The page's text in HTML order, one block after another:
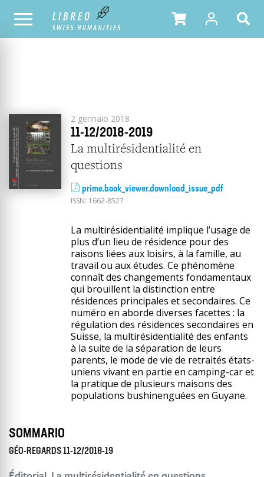
TOUS LES NUMÉROS YEAR
2 gennaio 2018
11-12/2018-2019
La multirésidentialité en
questions
prime.book_viewer.download_issue_pdf
ISSN: 1662-8527
La multirésidentialité implique l’usage de
plus d’un lieu de résidence pour des
raisons liées aux loisirs, à la famille, au
travail ou aux études. Ce phénomène
connaît des changements fondamentaux
qui brouillent la distinction entre
résidences principales et secondaires. Ce
numéro en aborde diverses facettes : la
régulation des résidences secondaires en
Suisse, la multirésidentialité des enfants
à la suite de la séparation de leurs
parents, le mode de vie de retraités états-
uniens vivant en partie en camping-car et
la pratique de plusieurs maisons des
populations bushinenguées en Guyane.
SOMMARIO
GÉO-REGARDS 11-12/2018-19